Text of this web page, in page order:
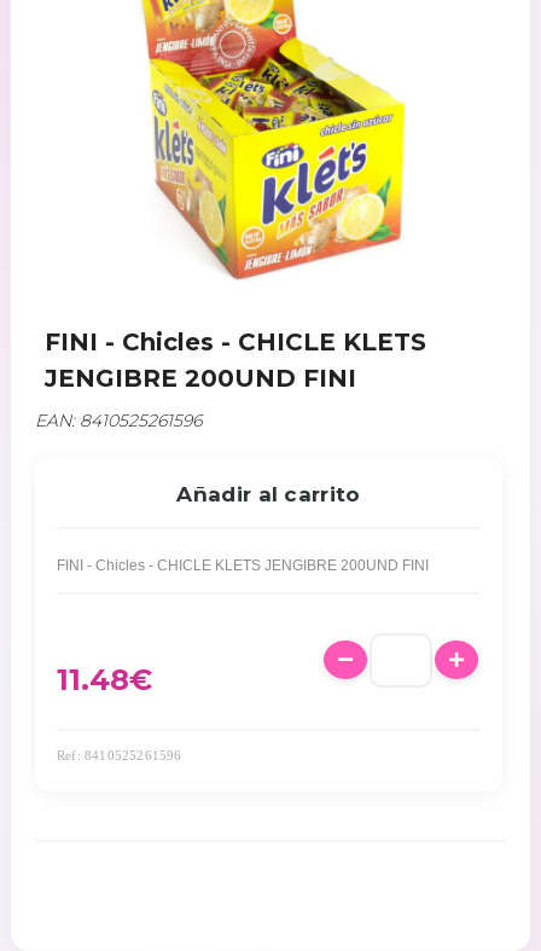
FINI - Chicles - CHICLE KLETS
JENGIBRE 200UND FINI
EAN: 8410525261596
Añadir al carrito
FINI - Chicles - CHICLE KLETS JENGIBRE 200UND FINI
11.48€
Ref: 8410525261596